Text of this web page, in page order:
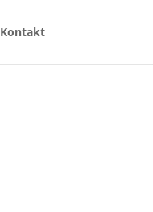
Kontakt